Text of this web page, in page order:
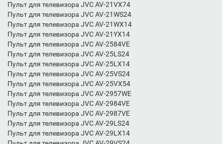
Пульт для телевизора JVC AV-21VX74
Пульт для телевизора JVC AV-21WS24
Пульт для телевизора JVC AV-21WX14
Пульт для телевизора JVC AV-21YX14
Пульт для телевизора JVC AV-2584VE
Пульт для телевизора JVC AV-25LS24
Пульт для телевизора JVC AV-25LX14
Пульт для телевизора JVC AV-25VS24
Пульт для телевизора JVC AV-25VX54
Пульт для телевизора JVC AV-2957WE
Пульт для телевизора JVC AV-2984VE
Пульт для телевизора JVC AV-2987VE
Пульт для телевизора JVC AV-29LS24
Пульт для телевизора JVC AV-29LX14